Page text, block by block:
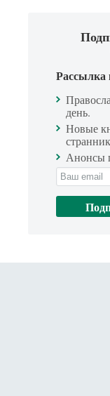
Рассылка
день.
Новые
Анонсы